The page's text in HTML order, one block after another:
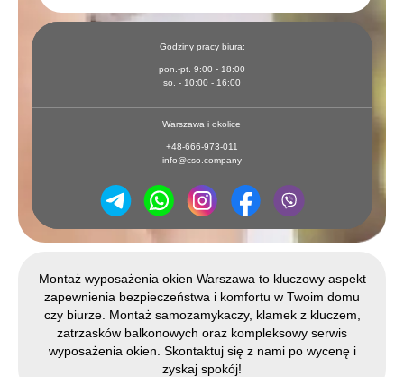
Godziny pracy biura:
pon.-pt. 9:00 - 18:00
so. - 10:00 - 16:00
Warszawa i okolice
+48-666-973-011
info@cso.company
Montaż wyposażenia okien Warszawa to kluczowy aspekt
zapewnienia bezpieczeństwa i komfortu w Twoim domu
czy biurze. Montaż samozamykaczy, klamek z kluczem,
zatrzasków balkonowych oraz kompleksowy serwis
wyposażenia okien. Skontaktuj się z nami po wycenę i
zyskaj spokój!